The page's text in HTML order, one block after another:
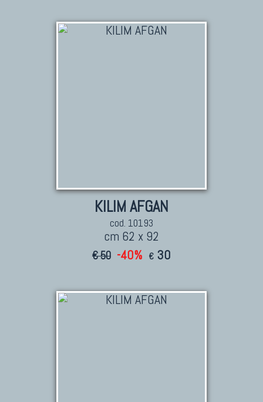
KILIM AFGAN
cod. 10193
cm 62 x 92
€ 50 -40% € 30